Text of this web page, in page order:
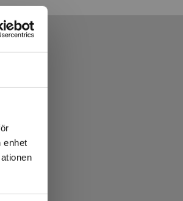
enhet